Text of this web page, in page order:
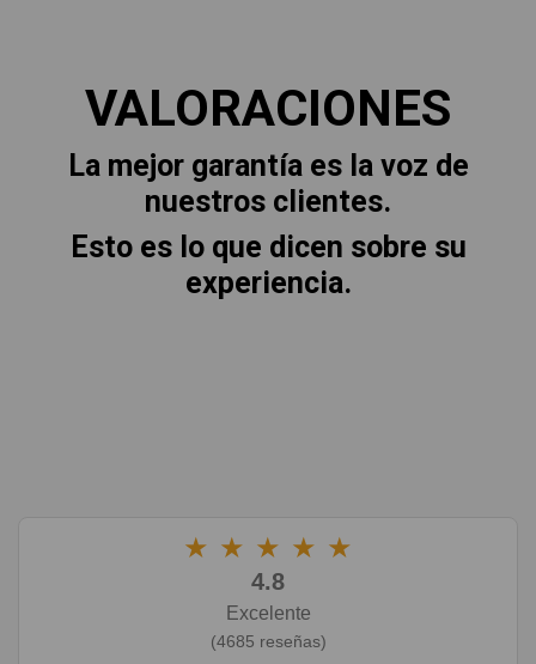
VALORACIONES
La mejor garantía es la voz de
nuestros clientes.
Esto es lo que dicen sobre su
experiencia.
★ ★ ★ ★ ★
4.8
Excelente
(4685 reseñas)